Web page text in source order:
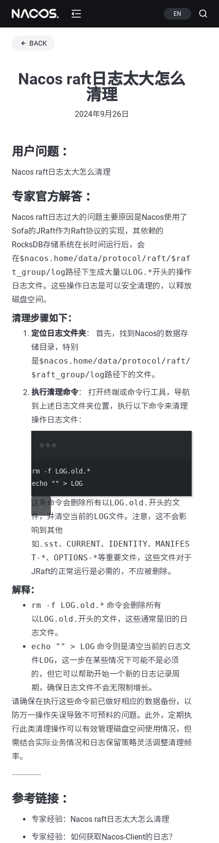
EN
BACK
Nacos raft日志太大怎么
清理
2024年9月26日
用户问题 ：
Nacos raft日志太大怎么清理
专家官方解答 ：
Nacos raft日志过大的问题主要原因是Nacos使用了
Sofa的JRaft作为Raft协议的实现，其依赖的
RocksDB存储系统在长时间运行后，会
在$nacos.home/data/protocol/raft/$raf
t_group/log路径下生成大量以LOG.*开头的操作
日志文件。这些操作日志是可以安全清理的，以释放
磁盘空间。
清理步骤如下：
定位日志文件夹： 首先，找到Nacos的数据存
储目录，特别
是$nacos.home/data/protocol/raft/
$raft_group/log路径下的文件。
执行清理命令： 打开终端或命令行工具，导航
到上述日志文件夹位置，执行以下命令来清理
操作日志文件：
rm -f LOG.old. *
echo
"" > LOG
这条命令会删除所有以 LOG.old. 开头的文
件，并清空当前的 LOG文件。注意，这不会影
响到其他
如 .sst、 CURRENT、 IDENTITY、
MANIFES
T-*、 OPTIONS-*等重要文件，这些文件对于
JRaft的正常运行是必需的，不应被删除。
解释：
rm -f LOG.old.* 命令会删除所有
以 LOG.old. 开头的文件，这些通常是旧的日
志文件。
echo "" > LOG 命令则是清空当前的日志文
件LOG，这一步在某些情况下可能不是必须
的，但它可以帮助开始一个新的日志记录周
期，确保日志文件不会无限制增长。
请确保在执行这些命令前已做好相应的数据备份，以
防万一操作失误导致不可预料的问题。此外，定期执
行此类清理操作可以有效管理磁盘空间使用情况，但
需结合实际业务情况和日志保留策略灵活调整清理频
率。
---------------
参考链接 ：
专家经验：Nacos raft日志太大怎么清理
专家经验：如何获取Nacos-Client的日志？